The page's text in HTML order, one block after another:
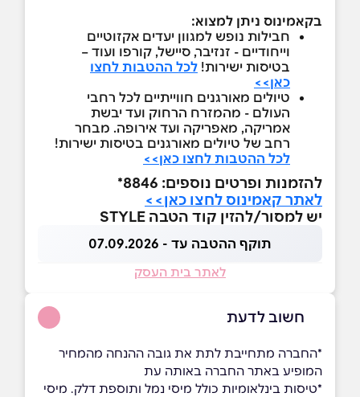
בקאמינוס ניתן למצוא:
חבילות נופש למגוון יעדים אקזוטיים
וייחודיים - זנזיבר, סיישל, קורפו ועוד –
בטיסות ישירות! לכל ההטבות לחצו
כאן>>
טיולים מאורגנים חווייתיים לכל רחבי
העולם - מהמזרח הרחוק ועד יבשת
אמריקה, מאפריקה ועד אירופה. מבחר
רחב של טיולים מאורגנים בטיסות ישירות!
לכל ההטבות לחצו כאן>>
להזמנות ופרטים נוספים: 8846*
לאתר קאמינוס לחצו כאן>>
יש למסור/להזין קוד הטבה STYLE
תוקף ההטבה עד - 07.09.2026
לאתר בית העסק
חשוב לדעת
*החברה מתחייבת לתת את גובה ההנחה מהמחיר
המופיע באתר החברה באותה עת
*טיסות בינלאומיות כולל מיסי נמל ותוספת דלק. מיסי